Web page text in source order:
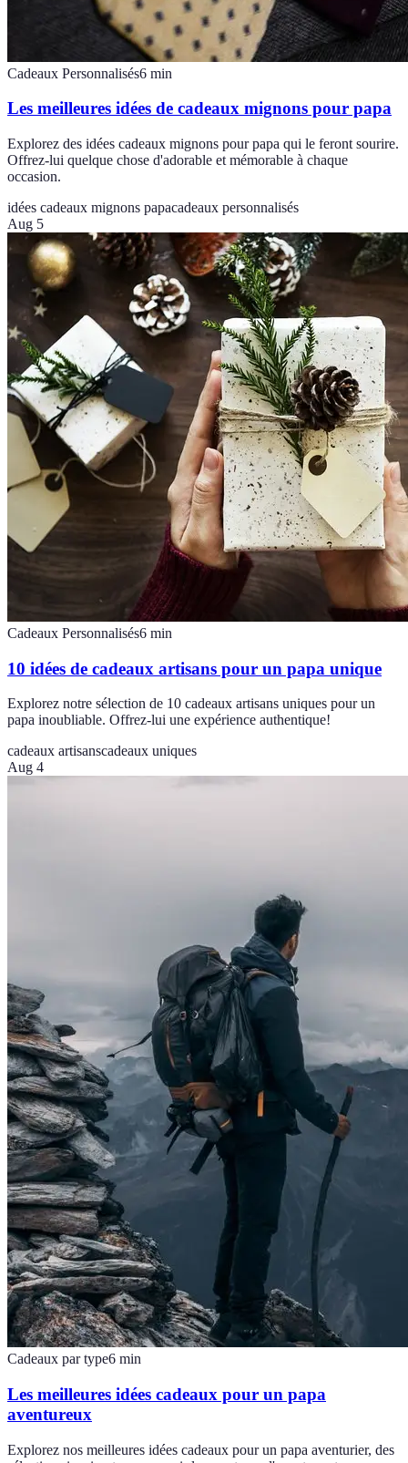
Cadeaux Personnalisés6 min
Les meilleures idées de cadeaux mignons pour papa
Explorez des idées cadeaux mignons pour papa qui le feront sourire.
Offrez-lui quelque chose d'adorable et mémorable à chaque
occasion.
idées cadeaux mignons papacadeaux personnalisés
Aug 5
Cadeaux Personnalisés6 min
10 idées de cadeaux artisans pour un papa unique
Explorez notre sélection de 10 cadeaux artisans uniques pour un
papa inoubliable. Offrez-lui une expérience authentique!
cadeaux artisanscadeaux uniques
Aug 4
Cadeaux par type6 min
Les meilleures idées cadeaux pour un papa
aventureux
Explorez nos meilleures idées cadeaux pour un papa aventurier, des